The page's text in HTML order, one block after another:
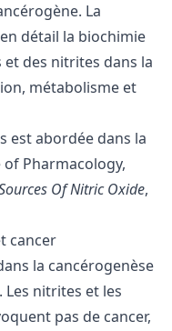
La
détail la biochimie
des nitrites dans la
métabolisme et
est abordée dans la
Pharmacology,
Of Nitric Oxide,
cancer
la cancérogenèse
Les nitrites et les
pas de cancer,